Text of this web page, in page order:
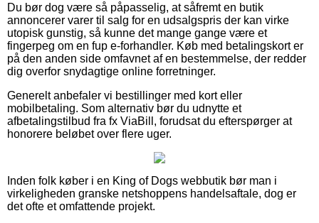
Du bør dog være så påpasselig, at såfremt en butik
annoncerer varer til salg for en udsalgspris der kan virke
utopisk gunstig, så kunne det mange gange være et
fingerpeg om en fup e-forhandler. Køb med betalingskort er
på den anden side omfavnet af en bestemmelse, der redder
dig overfor snydagtige online forretninger.
Generelt anbefaler vi bestillinger med kort eller
mobilbetaling. Som alternativ bør du udnytte et
afbetalingstilbud fra fx ViaBill, forudsat du efterspørger at
honorere beløbet over flere uger.
Inden folk køber i en King of Dogs webbutik bør man i
virkeligheden granske netshoppens handelsaftale, dog er
det ofte et omfattende projekt.